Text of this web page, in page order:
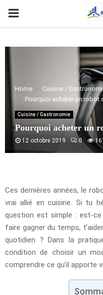
PRIMARY
Home
Cuisine /
Pourquoi acheter un robot
Cuisine / Gastronomie
Pourquoi acheter un
12 octobre 2019 0
Ces dernières années, le
vrai allié en cuisine. Si tu
question est simple : est-
faire gagner du temps,
quotidien ? Dans la
condition de choisir un
comprendre ce qu’il apporte